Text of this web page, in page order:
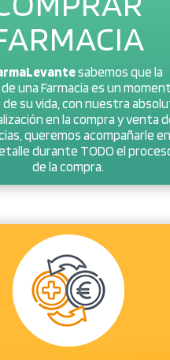
sabemos que la
una Farmacia es un
de su vida, con nuestra
en la compra y venta
queremos acompañarle en
durante TODO el
de la compra.